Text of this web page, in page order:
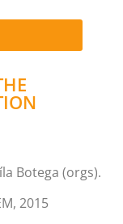
Botega (orgs).
2015